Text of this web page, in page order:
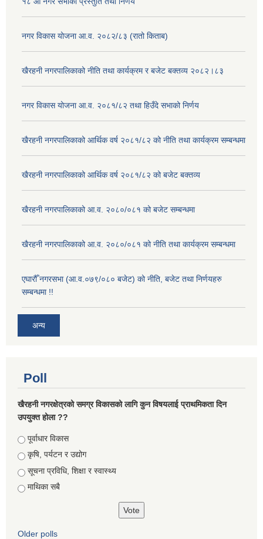
नगर विकास योजना आ.व. २०८२/८३ (रातो किताब)
खैरहनी नगरपालिकाको नीति तथा कार्यक्रम र बजेट बक्तव्य २०८२।८३
नगर विकास योजना आ.व. २०८१/८२ तथा हिउँदे सभाको निर्णय
खैरहनी नगरपालिकाको आर्थिक वर्ष २०८१/८२ को नीति तथा कार्यक्रम सम्बन्धमा
खैरहनी नगरपालिकाको आर्थिक वर्ष २०८१/८२ को बजेट बक्तव्य
खैरहनी नगरपालिकाको आ.व. २०८०/०८१ को बजेट सम्बन्धमा
खैरहनी नगरपालिकाको आ.व. २०८०/०८१ को नीति तथा कार्यक्रम सम्बन्धमा
एघारौँ नगरसभा (आ.व.०७९/०८० बजेट) को नीति, बजेट तथा निर्णयहरु
सम्बन्धमा !!
अन्य
Poll
खैरहनी नगरक्षेत्रको समग्र विकासको लागि कुन विषयलाई प्राथमिकता दिन
उपयुक्त होला ??
Choices
पूर्वाधार विकास
कृषि, पर्यटन र उद्योग
सूचना प्रविधि, शिक्षा र स्वास्थ्य
माथिका सबै
Older polls